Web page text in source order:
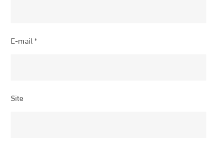
E-mail*
Site